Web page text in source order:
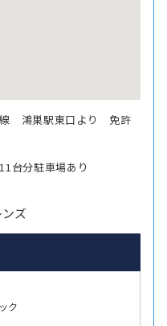
線 鴻巣駅東口より 免許
台分駐車場あり
ズ
ク